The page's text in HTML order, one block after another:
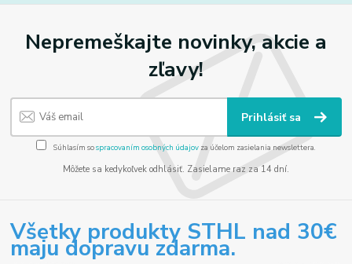
Nepremeškajte novinky, akcie a
zľavy!
Prihlásiť sa
Súhlasím sospracovaním osobných údajov za účelom zasielania newslettera.
Môžete sa kedykoľvek odhlásiť. Zasielame raz za 14 dní.
Všetky produkty STHL nad 30€
maju dopravu zdarma.